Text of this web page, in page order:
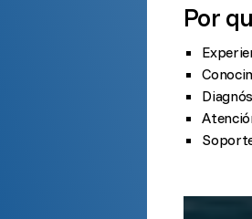
Por